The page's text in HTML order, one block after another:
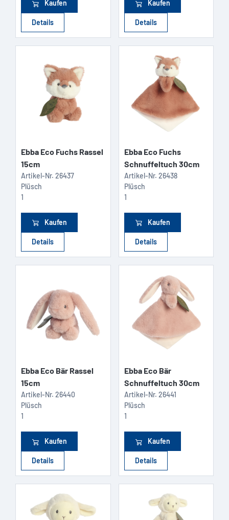
Kaufen
Details
Kaufen
Details
Ebba Eco Fuchs Rassel
15cm
Artikel-Nr. 26437
Plüsch
1
Kaufen
Details
Ebba Eco Fuchs
Schnuffeltuch 30cm
Artikel-Nr. 26438
Plüsch
1
Kaufen
Details
Ebba Eco Bär Rassel
15cm
Artikel-Nr. 26440
Plüsch
1
Kaufen
Details
Ebba Eco Bär
Schnuffeltuch 30cm
Artikel-Nr. 26441
Plüsch
1
Kaufen
Details